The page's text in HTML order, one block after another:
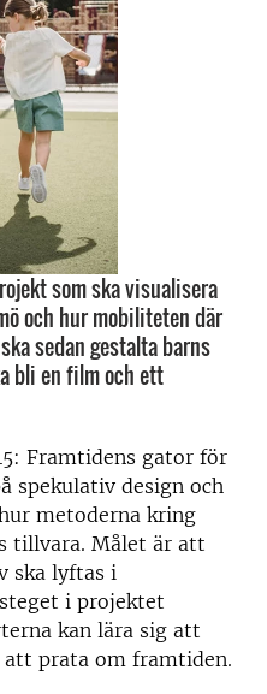
som ska visualisera
och hur mobiliteten där
sedan gestalta barns
bli en film och ett
Framtidens gator för
spekulativ design och
metoderna kring
tillvara. Målet är att
ska lyftas i
i projektet
kan lära sig att
prata om framtiden.